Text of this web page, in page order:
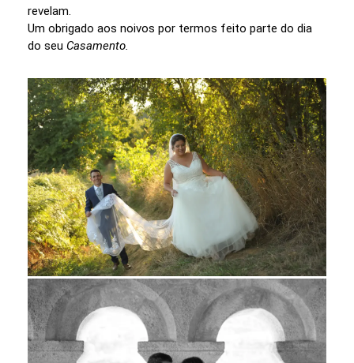
revelam.
Um obrigado aos noivos por termos feito parte do dia
do seu Casamento.